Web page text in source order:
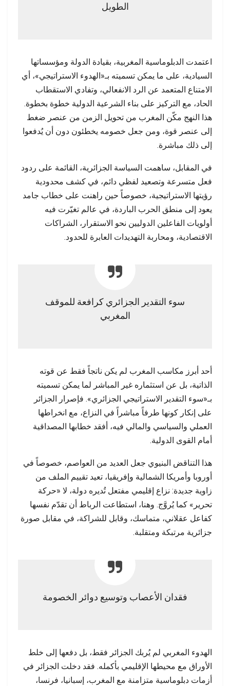
الطويل
اعتمدت الدبلوماسية المغربية، بقيادة الدولة ومؤسساتها
السيادية، على ما يمكن تسميته بـ«الهدوء الاستراتيجي»، أي
الامتناع المتعمد عن الرد الانفعالي، وتفادي الاستقطاب
الحاد، مع التركيز على بناء الشرعية الدولية خطوة بخطوة.
هذا النهج مكّن المغرب من تحويل الزمن من عنصر ضغط
إلى عنصر قوة، ومن جعل خصومه يخطئون دون أن يُدفعوا
إلى ذلك مباشرة.
في المقابل، ساهمت السياسة الجزائرية، القائمة على ردود
فعل متسرعة وتصعيد لفظي دائم، في كشف محدودية
رؤيتها الاستراتيجية، خصوصاً حين راهنت على خطاب جامد
يعود إلى منطق الحرب الباردة، في عالم تغيّرت فيه
أولويات الفاعلين الدوليين نحو الاستقرار، الشراكات
الاقتصادية، ومحاربة التهديدات العابرة للحدود.
سوء التقدير الجزائري كرافعة للموقف
المغربي
أحد أبرز مكاسب المغرب لم يكن ناتجاً فقط عن قوته
الذاتية، بل عن استثماره غير المباشر لما يمكن تسميته
بـ«سوء التقدير الاستراتيجي الجزائري». فإصرار الجزائر
على إنكار كونها طرفاً مباشراً في النزاع، مع انخراطها
العملي والسياسي والمالي فيه، أفقد خطابها المصداقية
أمام القوى الدولية.
هذا التناقض البنيوي جعل العديد من العواصم، خصوصاً في
أوروبا وأمريكا الشمالية وإفريقيا، تعيد تقييم الملف من
زاوية جديدة: نزاع إقليمي مفتعل تُديره دولة، لا «حركة
تحرير» كما يُروَّج. وهنا، استطاعت الرباط أن تقدّم نفسها
كفاعل عقلاني، متماسك، وقابل للشراكة، في مقابل صورة
جزائرية مرتبكة ومتقلبة.
فقدان الأعصاب وتوسيع دوائر الخصومة
الهدوء المغربي لم يُربك الجزائر فقط، بل دفعها إلى خلط
الأوراق مع محيطها الإقليمي بأكمله. فقد دخلت الجزائر في
أزمات دبلوماسية متزامنة مع المغرب، إسبانيا، فرنسا،